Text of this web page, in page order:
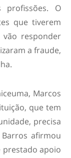
profissões. O
que tiverem
responder
a fraude,
Marcos
que tem
precisa
afirmou
prestado apoio